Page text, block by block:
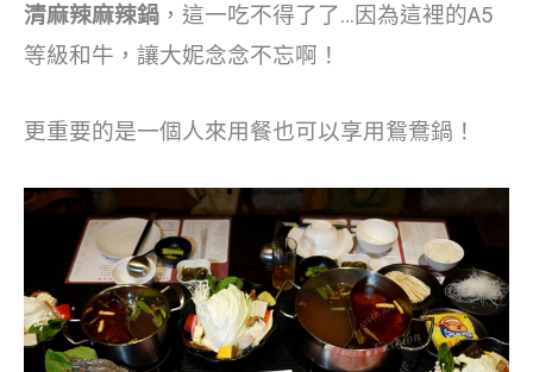
清麻辣麻辣鍋 ，這一吃不得了了…因為這裡的A5
等級和牛，讓大妮念念不忘啊！
更重要的是一個人來用餐也可以享用鴛鴦鍋！